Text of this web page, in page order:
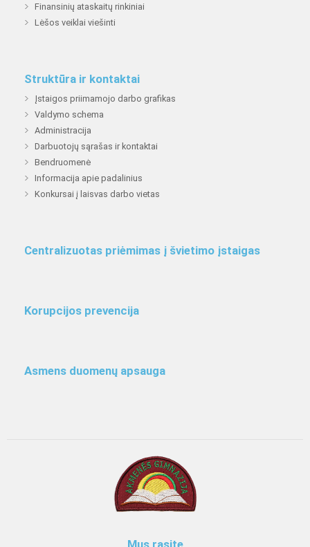
Finansinių ataskaitų rinkiniai
Lėšos veiklai viešinti
Struktūra ir kontaktai
Įstaigos priimamojo darbo grafikas
Valdymo schema
Administracija
Darbuotojų sąrašas ir kontaktai
Bendruomenė
Informacija apie padalinius
Konkursai į laisvas darbo vietas
Centralizuotas priėmimas į švietimo įstaigas
Korupcijos prevencija
Asmens duomenų apsauga